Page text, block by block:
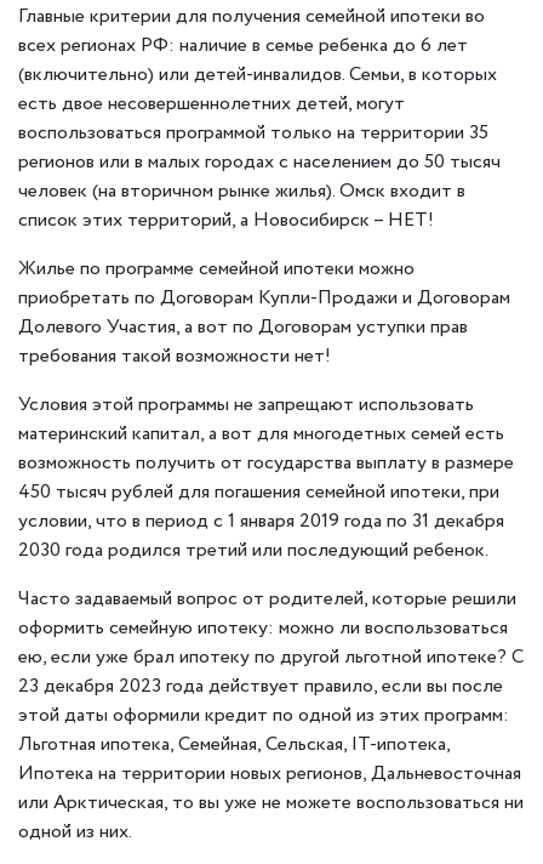
Главные критерии для получения семейной ипотеки во
всех регионах РФ: наличие в семье ребенка до 6 лет
(включительно) или детей-инвалидов. Семьи, в которых
есть двое несовершеннолетних детей, могут
воспользоваться программой только на территории 35
регионов или в малых городах с населением до 50 тысяч
человек (на вторичном рынке жилья). Омск входит в
список этих территорий, а Новосибирск – НЕТ!
Жилье по программе семейной ипотеки можно
приобретать по Договорам Купли-Продажи и Договорам
Долевого Участия, а вот по Договорам уступки прав
требования такой возможности нет!
Условия этой программы не запрещают использовать
материнский капитал, а вот для многодетных семей есть
возможность получить от государства выплату в размере
450 тысяч рублей для погашения семейной ипотеки, при
условии, что в период с 1 января 2019 года по 31 декабря
2030 года родился третий или последующий ребенок.
Часто задаваемый вопрос от родителей, которые решили
оформить семейную ипотеку: можно ли воспользоваться
ею, если уже брал ипотеку по другой льготной ипотеке? С
23 декабря 2023 года действует правило, если вы после
этой даты оформили кредит по одной из этих программ:
Льготная ипотека, Семейная, Сельская, IT-ипотека,
Ипотека на территории новых регионов, Дальневосточная
или Арктическая, то вы уже не можете воспользоваться ни
одной из них.